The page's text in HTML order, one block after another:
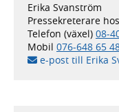
Erika Svanström
Pressekreterare
Telefon (växel) 08-
Mobil 076-648 65
e-post till Erika